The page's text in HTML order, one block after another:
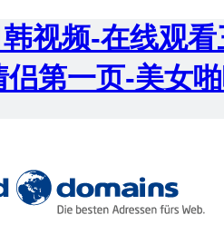
视频-在线观
第一页-美女